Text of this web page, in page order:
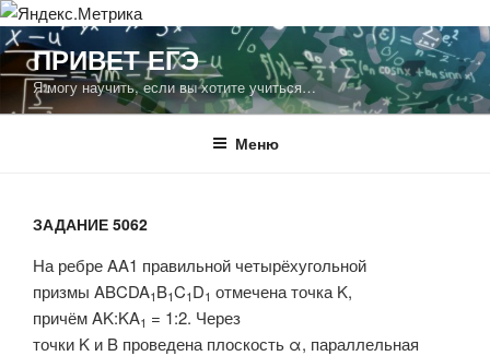
Перейти
содержимому
ПРИВЕТ ЕГЭ
Я могу научить, если вы хотите учиться…
Меню
ЗАДАНИЕ 5062
На ребреAA1 правильной четырёхугольной
призмы ABCDA1B1C1D1 отмечена точка K,
причёмAK:KA1 = 1:2. Через
точки K и B проведена плоскость α, параллельная